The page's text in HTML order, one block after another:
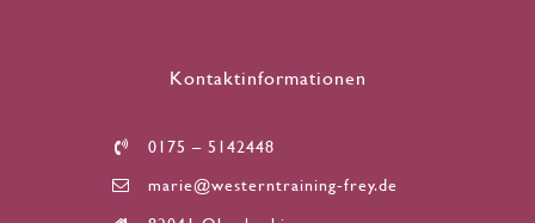
Kontaktinformationen
0175 – 5142448
marie@westerntraining-frey.de